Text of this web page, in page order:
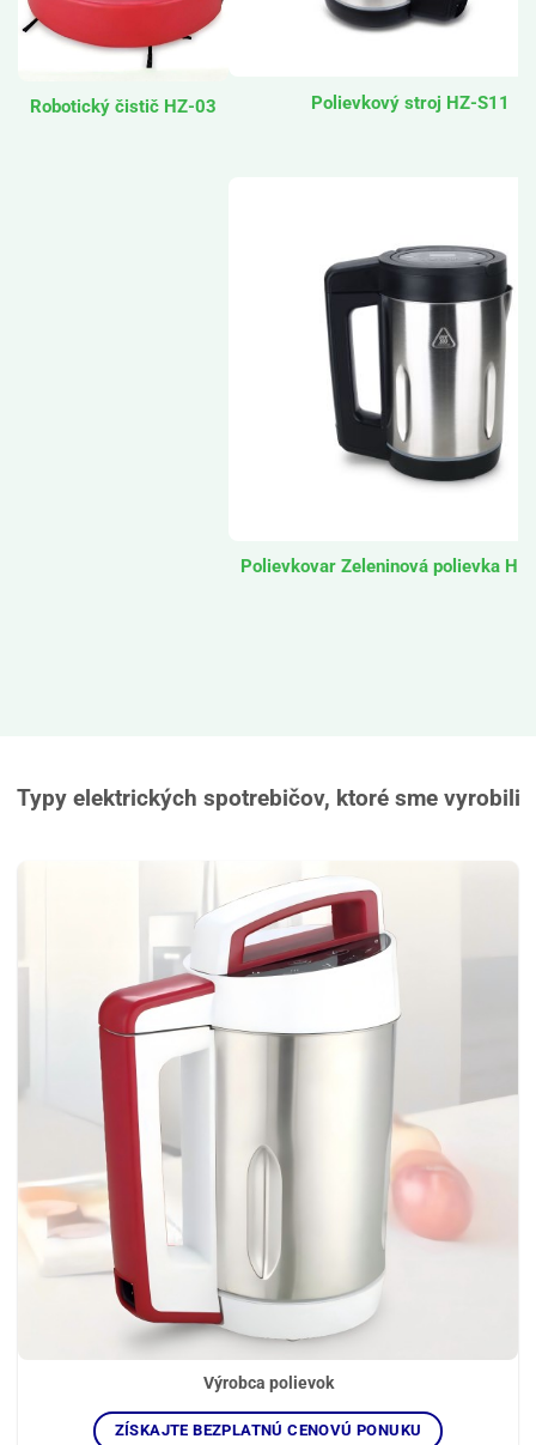
Robotický čistič HZ-03 Polievkový stroj HZ-S11
Polievkovar Zeleninová polievka
Typy elektrických spotrebičov, ktoré sme vyrobili
Výrobca polievok
ZÍSKAJTE BEZPLATNÚ CENOVÚ PONUKU